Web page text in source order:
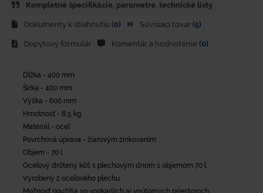
Kompletné špecifikácie, parametre. technické listy
Dokumenty k stiahnutiu (0) Súvisiaci tovar (5)
Dopytový formulár Komentár a hodnotenie (0)
Dĺžka - 400 mm
Šírka - 400 mm
Výška - 600 mm
Hmotnosť - 8,5 kg
Materiál - oceľ
Povrchová úprava - žiarovým zinkovaním
Objem - 70 l
Oceľový drôtený kôš s plechovým dnom s objemom 70 l.
Vyrobený z oceľového plechu.
Možnosť použitia vo vonkajších aj vnútorných priestoroch.